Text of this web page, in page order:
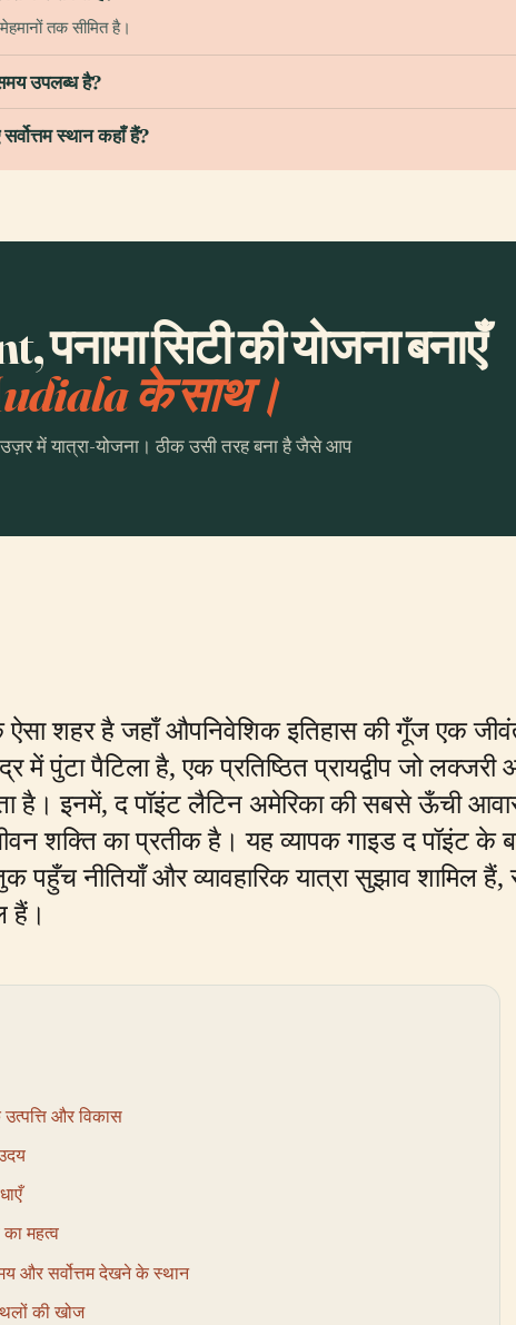
तक सीमित है।
उपलब्ध है?
स्थान कहाँ हैं?
पनामा सिटी की योजना बनाएँ
के साथ।
में यात्रा-योजना। ठीक उसी तरह बना है जैसे आप
ऐसा शहर है जहाँ औपनिवेशिक इतिहास की गूँज एक
पुंटा पैटिला है, एक प्रतिष्ठित प्रायद्वीप जो
है। इनमें, द पॉइंट लैटिन अमेरिका की सबसे ऊँची
शक्ति का प्रतीक है। यह व्यापक गाइड द पॉइंट के
पहुँच नीतियाँ और व्यावहारिक यात्रा सुझाव
हैं।
और विकास
महत्व
और सर्वोत्तम देखने के स्थान
की खोज